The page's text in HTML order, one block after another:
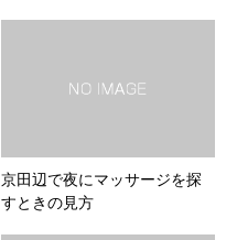
京田辺で夜にマッサージを探
すときの見方